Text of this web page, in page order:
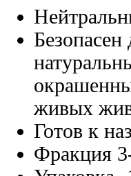
Безопасен
живых
Готов к
Фракция